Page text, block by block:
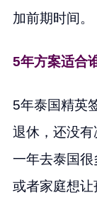
加前期时间。
5年方案适合
5年泰国精英
退休，还没
一年去泰国很
或者家庭想